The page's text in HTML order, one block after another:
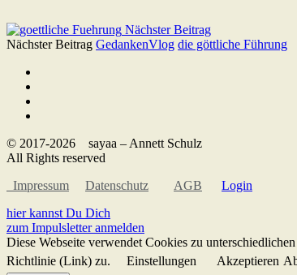
Nächster Beitrag
Nächster Beitrag GedankenVlog die göttliche Führung
© 2017-2026 sayaa – Annett Schulz
All Rights reserved
Impressum
Datenschutz AGB
Login
hier kannst Du Dich
zum Impulsletter anmelden
Diese Webseite verwendet Cookies zu
Richtlinie (Link) zu.
Einstellungen Akzeptieren